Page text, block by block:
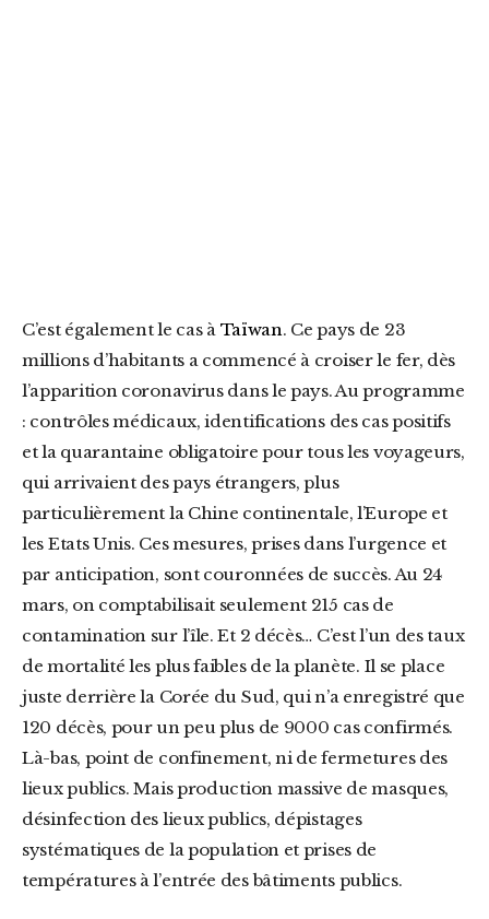
C’est également le cas à Taïwan. Ce pays de 23
millions d’habitants a commencé à croiser le fer, dès
l’apparition coronavirus dans le pays. Au programme
: contrôles médicaux, identifications des cas positifs
et la quarantaine obligatoire pour tous les voyageurs,
qui arrivaient des pays étrangers, plus
particulièrement la Chine continentale, l’Europe et
les Etats Unis. Ces mesures, prises dans l’urgence et
par anticipation, sont couronnées de succès. Au 24
mars, on comptabilisait seulement 215 cas de
contamination sur l’île. Et 2 décès… C’est l’un des taux
de mortalité les plus faibles de la planète. Il se place
juste derrière la Corée du Sud, qui n’a enregistré que
120 décès, pour un peu plus de 9000 cas confirmés.
Là-bas, point de confinement, ni de fermetures des
lieux publics. Mais production massive de masques,
désinfection des lieux publics, dépistages
systématiques de la population et prises de
températures à l’entrée des bâtiments publics.